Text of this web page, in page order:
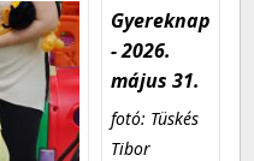
Gyereknap
- 2026.
május 31.
fotó: Tüskés
Tibor